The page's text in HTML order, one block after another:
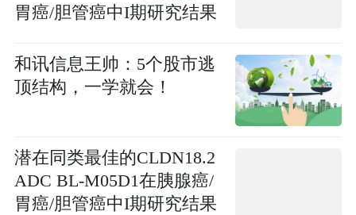
胃癌/胆管癌中I期研究结果
和讯信息王帅：5个股市逃
顶结构，一学就会！
潜在同类最佳的CLDN18.2
ADC BL-M05D1在胰腺癌/
胃癌/胆管癌中I期研究结果